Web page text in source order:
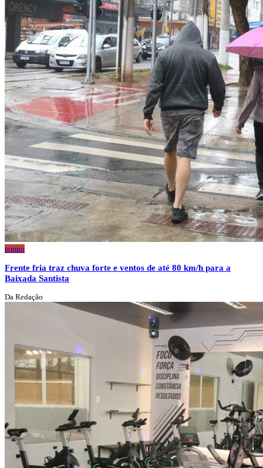
tempo
Frente fria traz chuva forte e ventos de até 80 km/h para a
Baixada Santista
Da Redação